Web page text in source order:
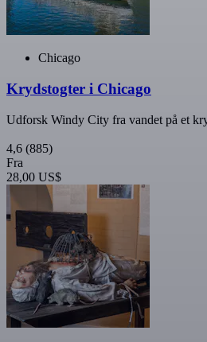
Chicago
Krydstogter i Chicago
Udforsk Windy City fra vandet på et
4,6 (885)
Fra
28,00 US$